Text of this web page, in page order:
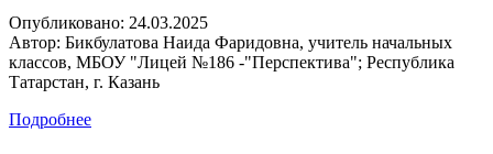
Опубликовано: 24.03.2025
Автор: Бикбулатова Наида Фаридовна, учитель начальных
классов, МБОУ "Лицей №186 -"Перспектива"; Республика
Татарстан, г. Казань
Подробнее